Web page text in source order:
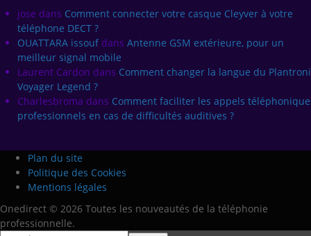
jose dans Comment connecter votre casque Cleyver à votre
téléphone DECT ?
OUATTARA issouf dans Antenne GSM extérieure, pour un
meilleur signal mobile
Laurent Cardon dans Comment changer la langue du
Voyager Legend ?
Charlesbroma dans Comment faciliter les appels
professionnels en cas de difficultés auditives ?
Plan du site
Politique des Cookies
Mentions légales
Onedirect © 2026 Toutes les nouveautés de la téléphonie
professionnelle.